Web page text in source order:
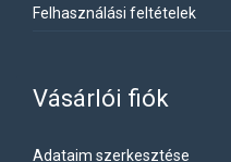
Felhasználási feltételek
Vásárlói fiók
Adataim szerkesztése